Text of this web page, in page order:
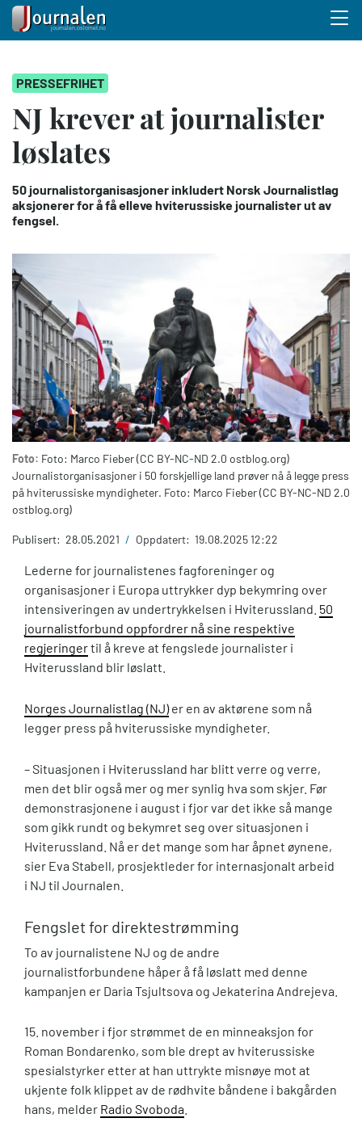
hovedinnhold
PRESSEFRIHET
NJ krever at journalister
løslates
50 journalistorganisasjoner inkludert Norsk Journalistlag
aksjonerer for å få elleve hviterussiske journalister ut av
fengsel.
Foto: Foto: Marco Fieber (CC BY-NC-ND 2.0 ostblog.org)
Journalistorganisasjoner i 50 forskjellige land prøver nå å legge press
på hviterussiske myndigheter. Foto: Marco Fieber (CC BY-NC-ND 2.0
ostblog.org)
Publisert: 28.05.2021 / Oppdatert: 19.08.2025 12:22
Lederne for journalistenes fagforeninger og
organisasjoner i Europa uttrykker dyp bekymring over
intensiveringen av undertrykkelsen i Hviterussland. 50
journalistforbund oppfordrer nå sine respektive
regjeringertil å kreve at fengslede journalister i
Hviterussland blir løslatt.
Norges Journalistlag (NJ)er en av aktørene som nå
legger press på hviterussiske myndigheter.
– Situasjonen i Hviterussland har blitt verre og verre,
men det blir også mer og mer synlig hva som skjer. Før
demonstrasjonene i august i fjor var det ikke så mange
som gikk rundt og bekymret seg over situasjonen i
Hviterussland. Nå er det mange som har åpnet øynene,
sier Eva Stabell, prosjektleder for internasjonalt arbeid
i NJ til Journalen.
Fengslet for direktestrømming
To av journalistene NJ og de andre
journalistforbundene håper å få løslatt med denne
kampanjen er Daria Tsjultsova og Jekaterina Andrejeva.
15. november i fjor strømmet de en minneaksjon for
Roman Bondarenko, som ble drept av hviterussiske
spesialstyrker etter at han uttrykte misnøye mot at
ukjente folk klippet av de rødhvite båndene i bakgården
hans, melder Radio Svoboda